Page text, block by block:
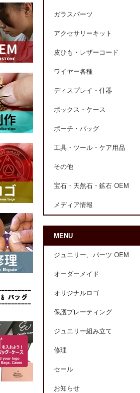
ガラスパーツ
アクセサリーキット
皮ひも・レザーコード
ワイヤー各種
ディスプレイ・什器
ボックス・ケース
ポーチ・バッグ
工具・ツール・ケア用品
その他
宝石・天然石・鉱石 OEM
メディア情報
MENU
ジュエリー、パーツ OEM
オーダーメイド
オリジナルロゴ
保護プレーティング
ジュエリー組み立て
修理
セール
お知らせ